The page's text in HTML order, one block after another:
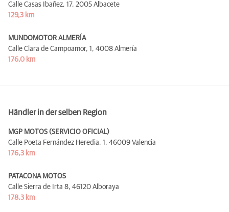
Calle Casas Ibañez, 17, 2005 Albacete
129,3 km
MUNDOMOTOR ALMERÍA
Calle Clara de Campoamor, 1, 4008 Almería
176,0 km
Händler in der selben Region
MGP MOTOS (SERVICIO OFICIAL)
Calle Poeta Fernández Heredia, 1, 46009 Valencia
176,3 km
PATACONA MOTOS
Calle Sierra de Irta 8, 46120 Alboraya
178,3 km